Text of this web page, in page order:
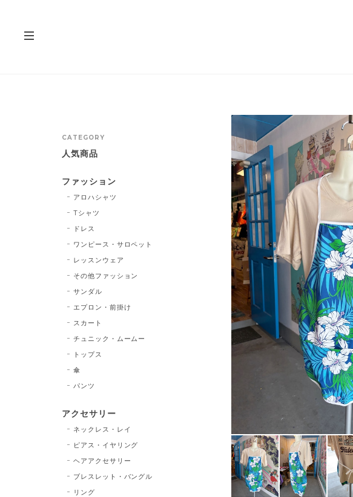
CATEGORY
人気商品
ファッション
アロハシャツ
Tシャツ
ドレス
ワンピース・サロペット
レッスンウェア
その他ファッション
サンダル
エプロン・前掛け
スカート
チュニック・ムームー
トップス
傘
パンツ
アクセサリー
ネックレス・レイ
ピアス・イヤリング
ヘアアクセサリー
ブレスレット・バングル
リング